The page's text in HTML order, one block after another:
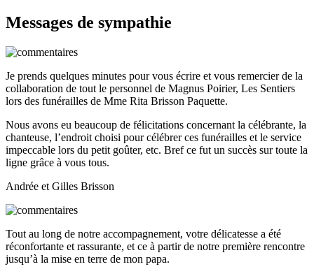
Messages de sympathie
Je prends quelques minutes pour vous écrire et vous remercier de la
collaboration de tout le personnel de Magnus Poirier, Les Sentiers
lors des funérailles de Mme Rita Brisson Paquette.
Nous avons eu beaucoup de félicitations concernant la célébrante, la
chanteuse, l’endroit choisi pour célébrer ces funérailles et le service
impeccable lors du petit goûter, etc. Bref ce fut un succès sur toute la
ligne grâce à vous tous.
Andrée et Gilles Brisson
Tout au long de notre accompagnement, votre délicatesse a été
réconfortante et rassurante, et ce à partir de notre première rencontre
jusqu’à la mise en terre de mon papa.